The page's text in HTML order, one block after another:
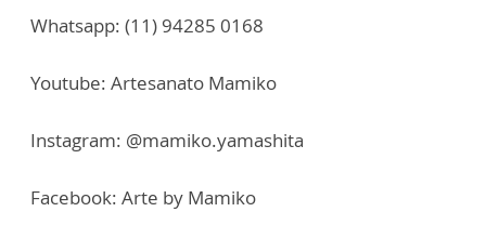
Whatsapp: (11) 94285 0168
Youtube: Artesanato Mamiko
Instagram: @mamiko.yamashita
Facebook: Arte by Mamiko